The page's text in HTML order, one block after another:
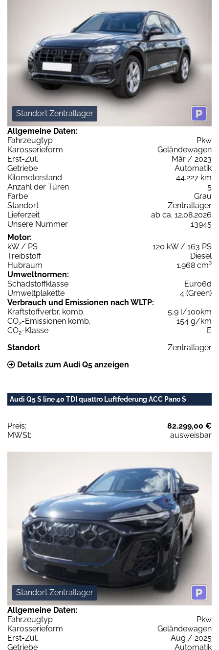
Standort Zentrallager
Allgemeine Daten:
Fahrzeugtyp
Pkw
Karosserieform
Geländewagen
Erst-Zul.
Mär / 2023
Getriebe
Automatik
Kilometerstand
44.227 km
Anzahl der Türen
5
Farbe
Grau
Standort
Zentrallager
Lieferzeit
ab ca. 12.08.2026
Unsere Nummer
13945
Motor:
kW / PS
120 kW / 163 PS
Treibstoff
Diesel
Hubraum
1.968 cm³
Umweltnormen:
Schadstoffklasse
Euro6d
Umweltplakette
4 (Green)
Verbrauch und Emissionen nach WLTP:
Kraftstoffverbr. komb.
5,9 l/100km
CO2-Emissionen komb.
154 g/km
CO2-Klasse
E
Standort
Zentrallager
Details zum Audi Q5 anzeigen
Audi Q5 S line 40 TDI quattro Luftfederung ACC Pano S
Preis:
82.299,00 €
MWSt:
ausweisbar
Standort Zentrallager
Allgemeine Daten:
Fahrzeugtyp
Pkw
Karosserieform
Geländewagen
Erst-Zul.
Aug / 2025
Getriebe
Automatik